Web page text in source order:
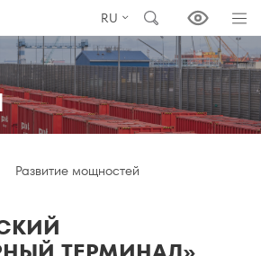
RU
Развитие мощностей